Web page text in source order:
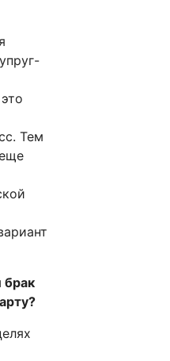
Тем